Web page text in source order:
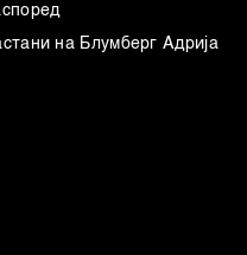
на Блумберг Адрија